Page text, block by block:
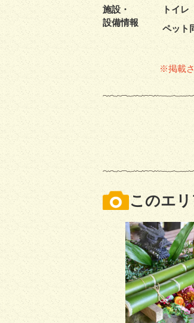
施設・
設備情報
トイレ
ペット
※掲載
このエ